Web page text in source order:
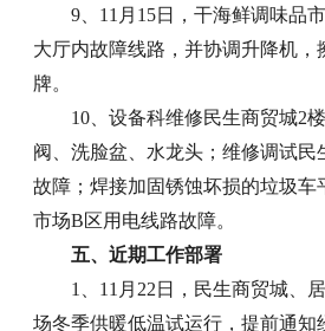
9、11月15日，干海鲜调味品
大厅内故障线路，并协调升降机，
牌。
10、设备科维修民生商贸城2
阀、洗脸盆、水龙头；维修调试民
故障；焊接加固锈蚀坏损的垃圾车
市场B区用电线路故障。
五、近期工作部署
1、11月22日，民生商贸城、
场冬季供暖低温试运行，提前通知